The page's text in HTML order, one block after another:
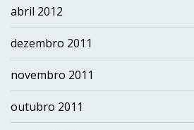
abril 2012
dezembro 2011
novembro 2011
outubro 2011